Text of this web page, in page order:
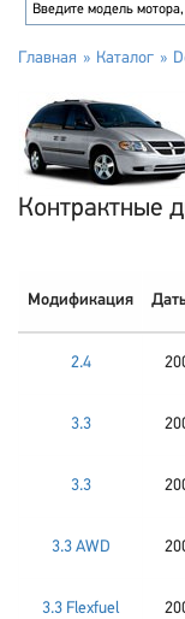
Главная Каталог
Контрактные
Модификация
2.4
3.3
3.3
3.3 AWD
3.3 Flexfuel